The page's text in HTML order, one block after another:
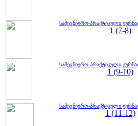
სამეცნიერო-პრაქტიკული
1 (7-8)
სამეცნიერო-პრაქტიკული
1 (9-10)
სამეცნიერო-პრაქტიკული
1 (11-12)